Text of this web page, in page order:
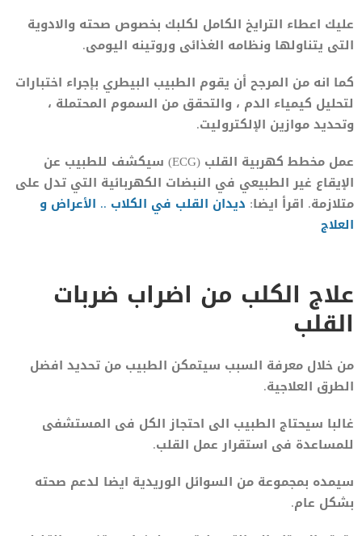
عليك اعطاء الترايخ الكامل لكلبك بخصوص صحته والادوية
التى يتناولها ونظامه الغذائى وروتينه اليومى.
كما انه من المرجح أن يقوم الطبيب البيطري بإجراء اختبارات
لتحليل كيمياء الدم ، والتحقق من السموم المحتملة ،
وتحديد موازين الإلكتروليت.
عمل مخطط كهربية القلب (ECG) سيكشف للطبيب عن
الإيقاع غير الطبيعي في النبضات الكهربائية التي تدل على
متلازمة. اقرأ ايضا: ديدان القلب في الكلاب .. الأعراض و
العلاج
علاج الكلب من اضراب ضربات
القلب
من خلال معرفة السبب سيتمكن الطبيب من تحديد افضل
الطرق العلاجية.
غالبا سيحتاج الطبيب الى احتجاز الكل فى المستشفى
للمساعدة فى استقرار عمل القلب.
سيمده بمجموعة من السوائل الوريدية ايضا لدعم صحته
بشكل عام.